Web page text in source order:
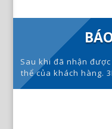
Sau khi đã nhận
thể của khách hàng.